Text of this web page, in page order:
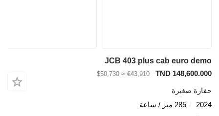
JCB 403 plus cab euro
TND
€43,910
≈ $50,730
صغيرة
285 متر / ساعة